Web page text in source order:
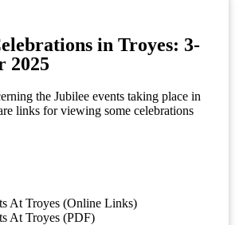
in Troyes: 3-
2025
the Jubilee events taking place in
links for viewing some celebrations
At Troyes (Online Links)
At Troyes (PDF)